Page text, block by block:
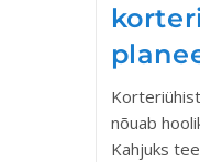
nõuab
Kahjuks